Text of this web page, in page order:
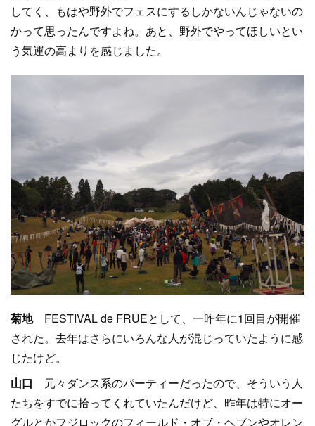
してく、もはや野外でフェスにするしかないんじゃないの
かって思ったんですよね。あと、野外でやってほしいとい
う気運の高まりを感じました。
菊地FESTIVAL de FRUEとして、一昨年に1回目が開催
された。去年はさらにいろんな人が混じっていたように感
じたけど。
山口 元々ダンス系のパーティーだったので、そういう人
たちをすでに拾ってくれていたんだけど、昨年は特にオー
グルとかフジロックのフィールド・オブ・ヘブンやオレン